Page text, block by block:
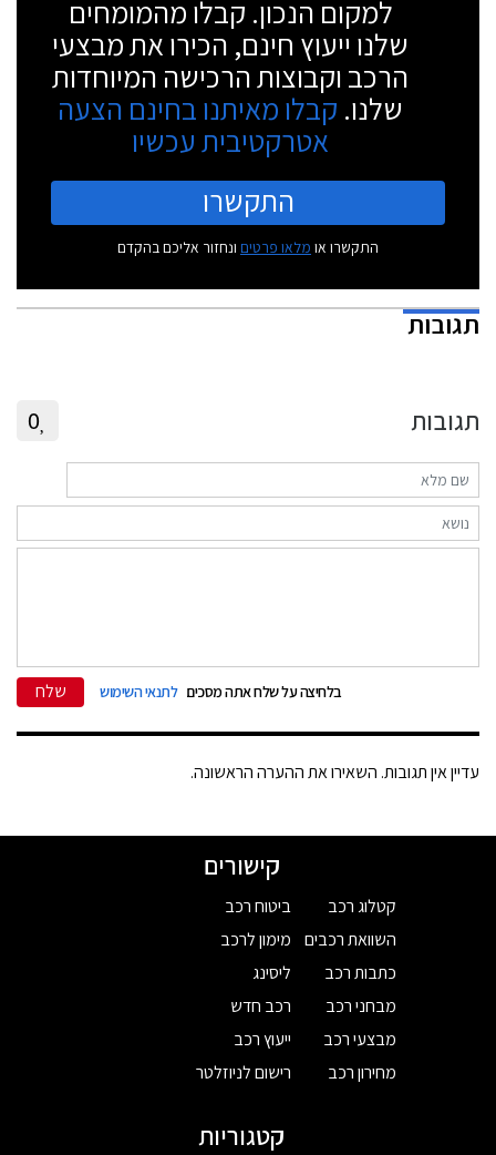
למקום הנכון. קבלו מהמומחים
שלנו ייעוץ חינם, הכירו את מבצעי
הרכב וקבוצות הרכישה המיוחדות
שלנו. קבלו מאיתנו בחינם הצעה
אטרקטיבית עכשיו
התקשרו
התקשרו או מלאו פרטים ונחזור אליכם בהקדם
תגובות
תגובות 0
בלחיצה על שלח אתה מסכים לתנאי השימוש שלח
עדיין אין תגובות. השאירו את ההערה הראשונה.
קישורים
קטלוג רכב
השוואת רכבים
כתבות רכב
מבחני רכב
מבצעי רכב
מחירון רכב
ביטוח רכב
מימון לרכב
ליסינג
רכב חדש
ייעוץ רכב
רישום לניוזלטר
קטגוריות